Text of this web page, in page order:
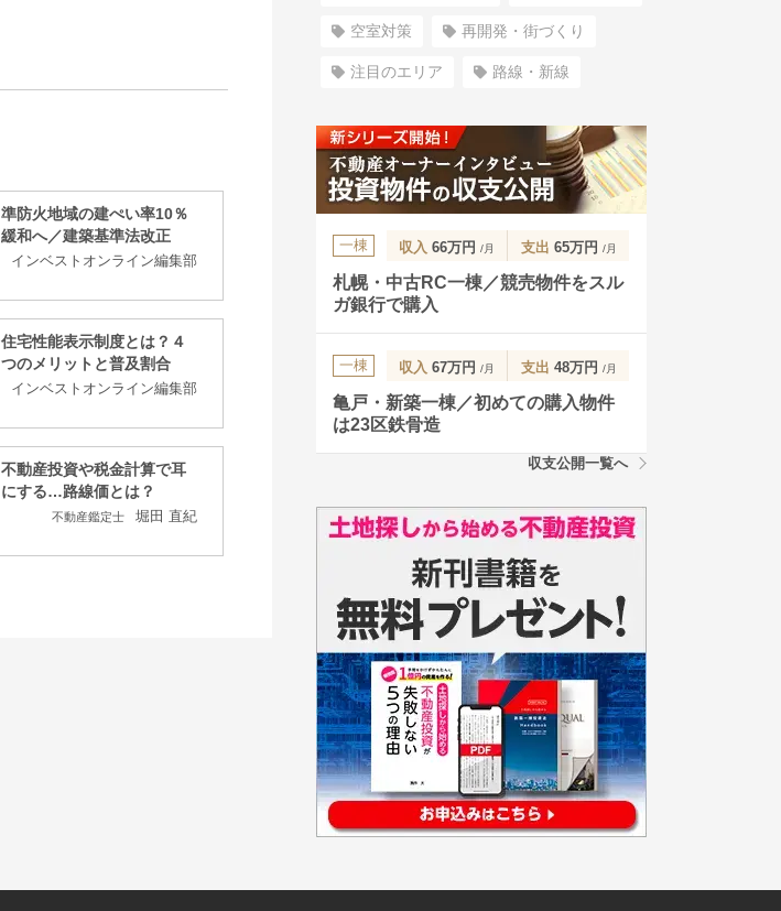
準防火地域の建ぺい率10％
緩和へ／建築基準法改正
インベストオンライン編集部
住宅性能表示制度とは？４
つのメリットと普及割合
インベストオンライン編集部
不動産投資や税金計算で耳
にする…路線価とは？
不動産鑑定士 堀田 直紀
空室対策 再開発・街づくり
注目のエリア 路線・新線
一棟 収入 66万円 /月 支出 65万円 /月
札幌・中古RC一棟／競売物件をスル
ガ銀行で購入
一棟 収入 67万円 /月 支出 48万円 /月
亀戸・新築一棟／初めての購入物件
は23区鉄骨造
収支公開一覧へ